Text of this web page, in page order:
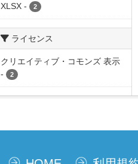
XLSX - 2
ライセンス
クリエイティブ・コモンズ 表示
-
2